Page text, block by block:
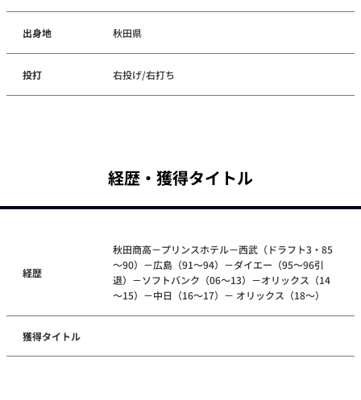
出身地 秋田県
投打 右投げ/右打ち
経歴・獲得タイトル
経歴
秋田商高－プリンスホテル－西武（ドラフト3・85
～90）－広島（91～94）－ダイエー（95～96引
退）－ソフトバンク（06～13）－オリックス（14
～15）－中日（16～17）－ オリックス（18～）
獲得タイトル